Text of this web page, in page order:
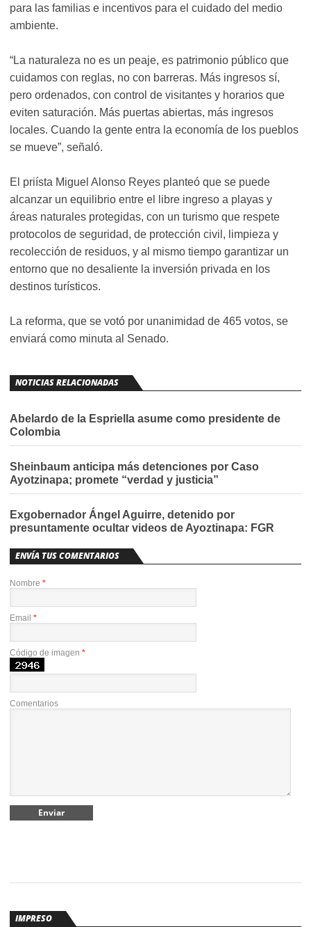
para las familias e incentivos para el cuidado del medio
ambiente.
“La naturaleza no es un peaje, es patrimonio público que
cuidamos con reglas, no con barreras. Más ingresos sí,
pero ordenados, con control de visitantes y horarios que
eviten saturación. Más puertas abiertas, más ingresos
locales. Cuando la gente entra la economía de los pueblos
se mueve”, señaló.
El priísta Miguel Alonso Reyes planteó que se puede
alcanzar un equilibrio entre el libre ingreso a playas y
áreas naturales protegidas, con un turismo que respete
protocolos de seguridad, de protección civil, limpieza y
recolección de residuos, y al mismo tiempo garantizar un
entorno que no desaliente la inversión privada en los
destinos turísticos.
La reforma, que se votó por unanimidad de 465 votos, se
enviará como minuta al Senado.
NOTICIAS RELACIONADAS
Abelardo de la Espriella asume como presidente de
Colombia
Sheinbaum anticipa más detenciones por Caso
Ayotzinapa; promete “verdad y justicia”
Exgobernador Ángel Aguirre, detenido por
presuntamente ocultar videos de Ayoztinapa: FGR
ENVÍA TUS COMENTARIOS
Nombre *
Email *
Código de imagen *
Comentarios
IMPRESO